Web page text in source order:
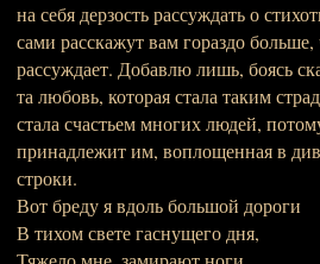
на себя дерзость рассуждать о
сами расскажут вам гораздо
рассуждает. Добавлю лишь, боясь
та любовь, которая стала таким
стала счастьем многих людей,
принадлежит им, воплощенная в
строки.
Вот бреду я вдоль большой дороги
В тихом свете гаснущего дня,